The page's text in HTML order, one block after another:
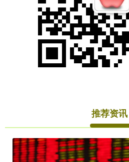
推荐资讯